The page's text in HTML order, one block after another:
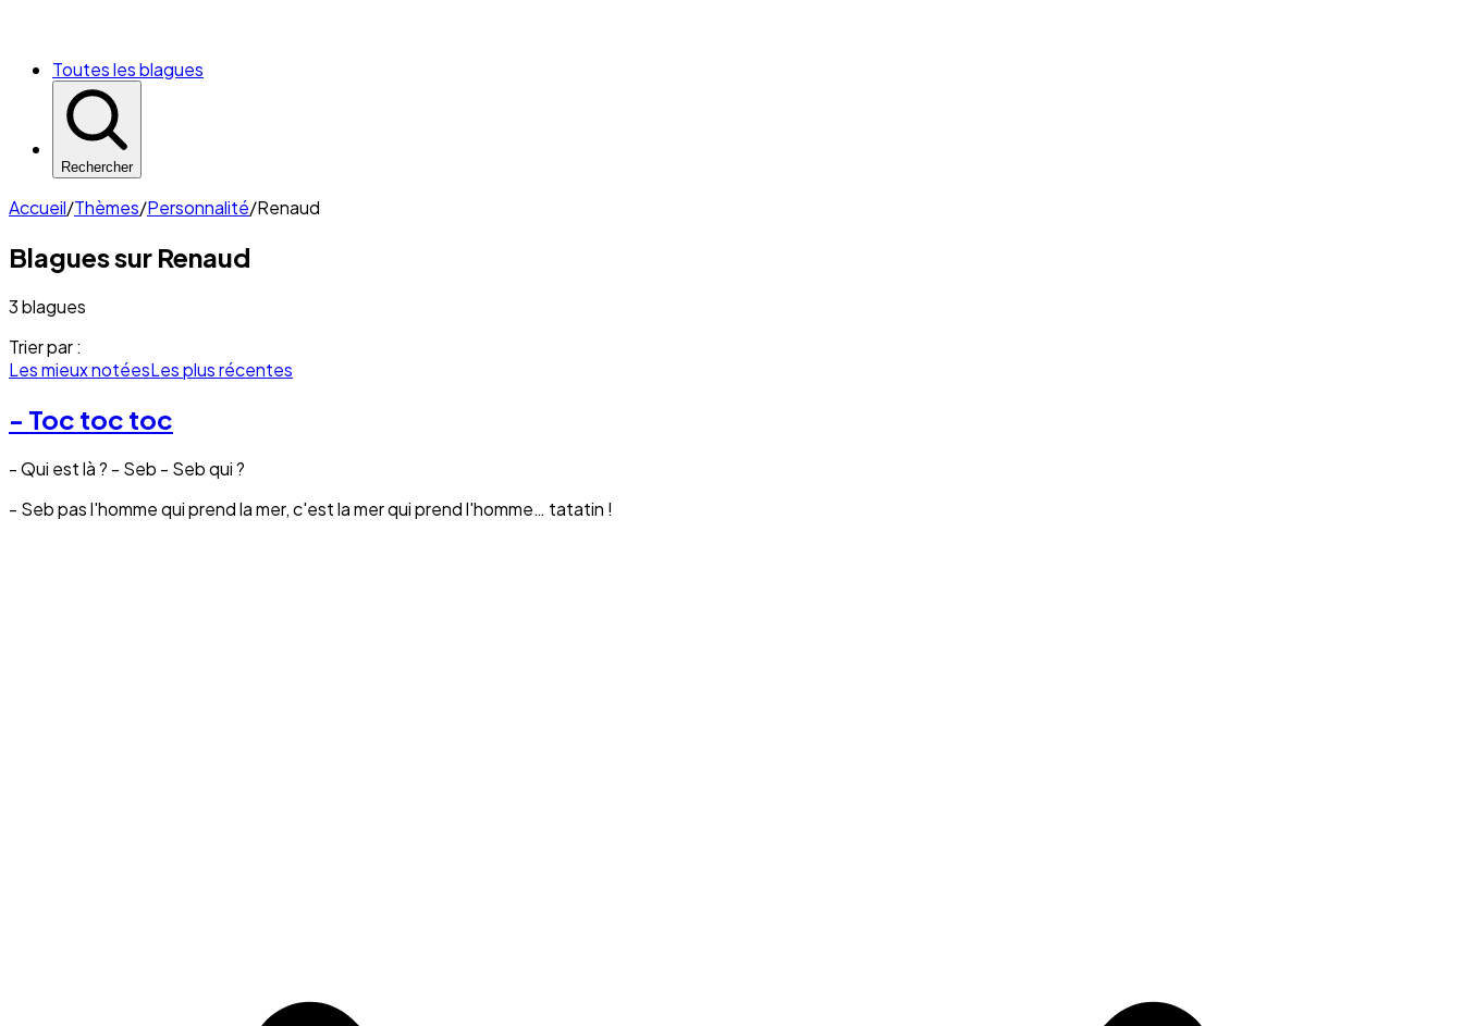
Toutes les blagues
Rechercher
Accueil/Thèmes/Personnalité/Renaud
Blagues sur Renaud
3 blagues
Trier par :
Les mieux notéesLes plus récentes
- Toc toc toc
- Qui est là ? - Seb - Seb qui ?
- Seb pas l'homme qui prend la mer, c'est la mer qui prend l'homme… tatatin !